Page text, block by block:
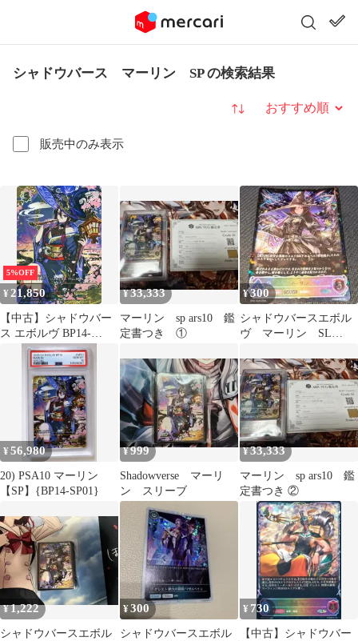
シャドウバース マーリン SP の検索結果
販売中のみ表示
並び替え
5%OFF
¥ 21,850
【中古】シャドウバー
ス エボルヴ BP14-
SP01[SP]：マーリン
¥33,333
マーリン sp ars10 鑑
定書つき ①
¥300
シャドウバースエボル
ヴ マーリン SL
¥56,980
20) PSA10 マーリン
【SP】{BP14-SP01}
¥999
Shadowverse マーリ
ン スリーブ
¥33,333
マーリン sp ars10 鑑
定書つき ②
¥1,222
シャドウバースエボル
¥300
シャドウバースエボル
¥ 730
【中古】シャドウバー